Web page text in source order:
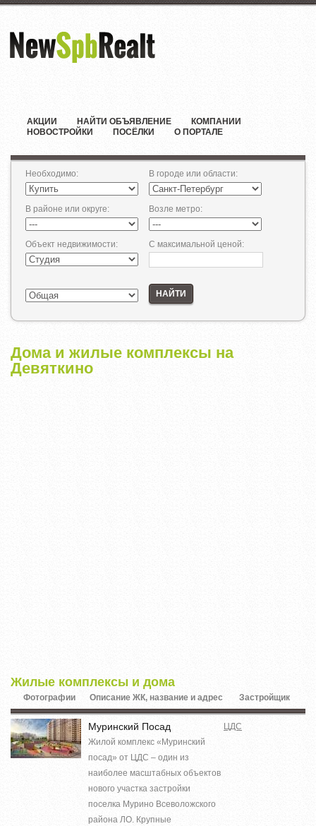
АКЦИИ НАЙТИ ОБЪЯВЛЕНИЕ
КОМПАНИИ
НОВОСТРОЙКИ
ПОСЁЛКИ О ПОРТАЛЕ
Необходимо: В городе или области:
В районе или округе: Возле метро:
Объект недвижимости: С максимальной ценой:
НАЙТИ
Дома и жилые комплексы на
Девяткино
Жилые комплексы и дома
Фотографии Описание ЖК, название и адрес Застройщик
Муринский Посад
Жилой комплекс «Муринский
посад» от ЦДС – один из
наиболее масштабных объектов
нового участка застройки
поселка Мурино Всеволожского
района ЛО. Крупные
ЦДС